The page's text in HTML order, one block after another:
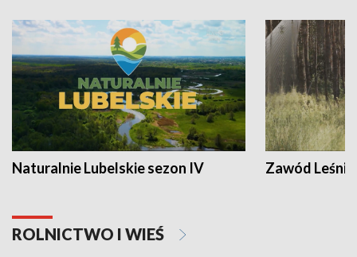
Naturalnie Lubelskie sezon IV Zawód Leśnik
ROLNICTWO I WIEŚ